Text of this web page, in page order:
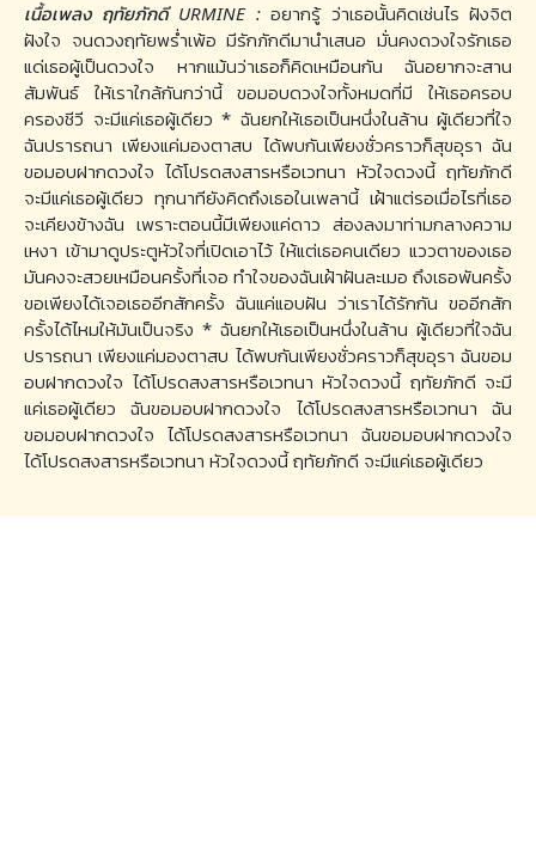
เนื้อเพลง ฤทัยภักดี URMINE : อยากรู้ ว่าเธอนั้นคิดเช่นไร ฝังจิต
ฝังใจ จนดวงฤทัยพร่ำเพ้อ มีรักภักดีมานำเสนอ มั่นคงดวงใจรักเธอ
แด่เธอผู้เป็นดวงใจ หากแม้นว่าเธอก็คิดเหมือนกัน ฉันอยากจะสาน
สัมพันธ์ ให้เราใกล้กันกว่านี้ ขอมอบดวงใจทั้งหมดที่มี ให้เธอครอบ
ครองชีวี จะมีแค่เธอผู้เดียว * ฉันยกให้เธอเป็นหนึ่งในล้าน ผู้เดียวที่ใจ
ฉันปรารถนา เพียงแค่มองตาสบ ได้พบกันเพียงชั่วคราวก็สุขอุรา ฉัน
ขอมอบฝากดวงใจ ได้โปรดสงสารหรือเวทนา หัวใจดวงนี้ ฤทัยภักดี
จะมีแค่เธอผู้เดียว ทุกนาทียังคิดถึงเธอในเพลานี้ เฝ้าแต่รอเมื่อไรที่เธอ
จะเคียงข้างฉัน เพราะตอนนี้มีเพียงแค่ดาว ส่องลงมาท่ามกลางความ
เหงา เข้ามาดูประตูหัวใจที่เปิดเอาไว้ ให้แต่เธอคนเดียว แววตาของเธอ
มันคงจะสวยเหมือนครั้งที่เจอ ทำใจของฉันเฝ้าฝันละเมอ ถึงเธอพันครั้ง
ขอเพียงได้เจอเธออีกสักครั้ง ฉันแค่แอบฝัน ว่าเราได้รักกัน ขออีกสัก
ครั้งได้ไหมให้มันเป็นจริง * ฉันยกให้เธอเป็นหนึ่งในล้าน ผู้เดียวที่ใจฉัน
ปรารถนา เพียงแค่มองตาสบ ได้พบกันเพียงชั่วคราวก็สุขอุรา ฉันขอม
อบฝากดวงใจ ได้โปรดสงสารหรือเวทนา หัวใจดวงนี้ ฤทัยภักดี จะมี
แค่เธอผู้เดียว ฉันขอมอบฝากดวงใจ ได้โปรดสงสารหรือเวทนา ฉัน
ขอมอบฝากดวงใจ ได้โปรดสงสารหรือเวทนา ฉันขอมอบฝากดวงใจ
ได้โปรดสงสารหรือเวทนา หัวใจดวงนี้ ฤทัยภักดี จะมีแค่เธอผู้เดียว